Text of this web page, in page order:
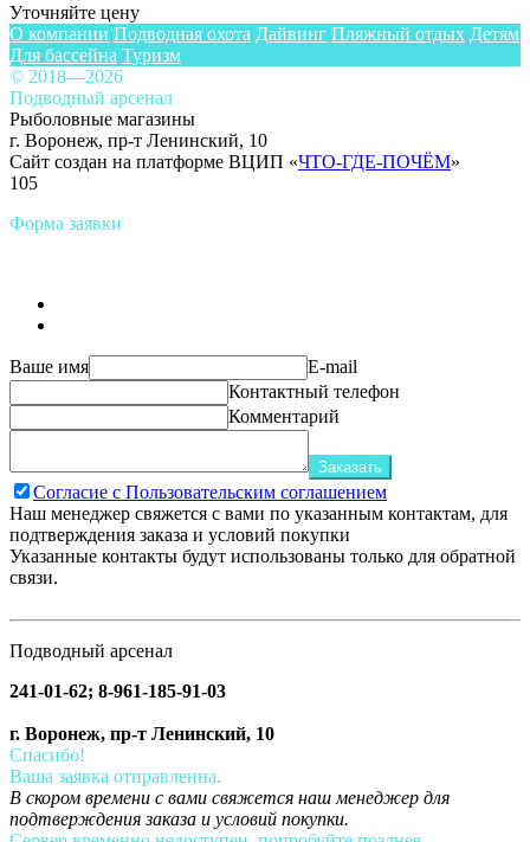
Уточняйте цену
О компании Подводная охота Дайвинг Пляжный отдых Детям
Для бассейна Туризм
© 2018—2026
Подводный арсенал
Рыболовные магазины
г. Воронеж, пр-т Ленинский, 10
Сайт создан на платформе ВЦИП «ЧТО-ГДЕ-ПОЧЁМ»
105
Форма заявки
Ваше имя
E-mail
Контактный телефон
Комментарий
Заказать
Согласие с Пользовательским соглашением
Наш менеджер свяжется с вами по указанным контактам, для
подтверждения заказа и условий покупки
Указанные контакты будут использованы только для обратной
связи.
Подводный арсенал
241-01-62; 8-961-185-91-03
г. Воронеж, пр-т Ленинский, 10
Спасибо!
Ваша заявка отправленна.
В скором времени с вами свяжется наш менеджер для
подтверждения заказа и условий покупки.